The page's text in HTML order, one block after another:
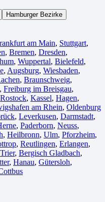
Hamburger Bezirke
am Main, Stuttgart,
, Bremen, Dresden,
, Wuppertal⁠, Bielefeld⁠,
, Augsburg, Wiesbaden⁠,
, Braunschweig,
, Freiburg im Breisgau⁠,
Rostock⁠, Kassel⁠, Hagen,
am Rhein⁠, Oldenburg
, Leverkusen, Darmstadt⁠,
, Paderborn, Neuss,
, Heilbronn, Ulm⁠, Pforzheim,
, Reutlingen, Erlangen⁠,
Trier⁠, Bergisch Gladbach,
, Hanau, Gütersloh,